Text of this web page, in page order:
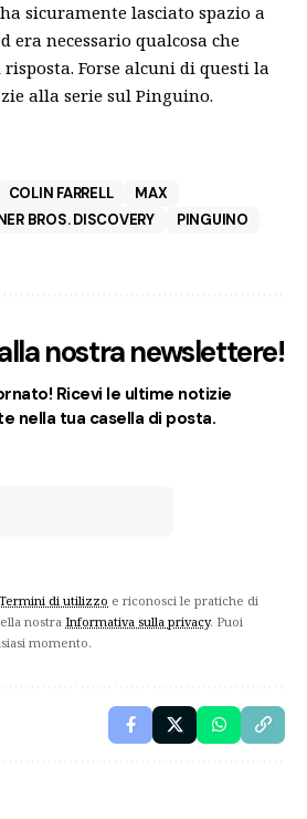
sicuramente lasciato spazio a
necessario qualcosa che
Forse alcuni di questi la
alla serie sul Pinguino.
COLIN FARRELL
MAX
BROS. DISCOVERY
PINGUINO
nostra newslettere!
Ricevi le ultime notizie
nella tua casella di posta.
Termini di utilizzo e riconosci le pratiche di
nostra Informativa sulla privacy. Puoi
momento.